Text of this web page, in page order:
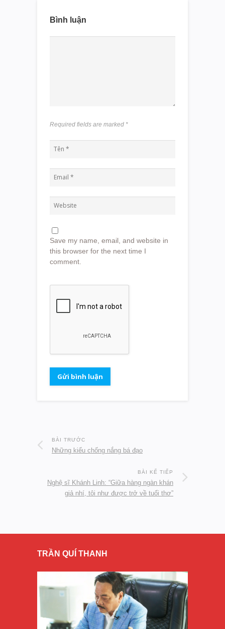
Bình luận
Required fields are marked *
Save my name, email, and website in
this browser for the next time I
comment.
BÀI TRƯỚC
Những kiểu chống nắng bá đạo
BÀI KẾ TIẾP
Nghệ sĩ Khánh Linh: “Giữa hàng ngàn khán
giả nhí, tôi như được trở về tuổi thơ”
TRẦN QUÍ THANH